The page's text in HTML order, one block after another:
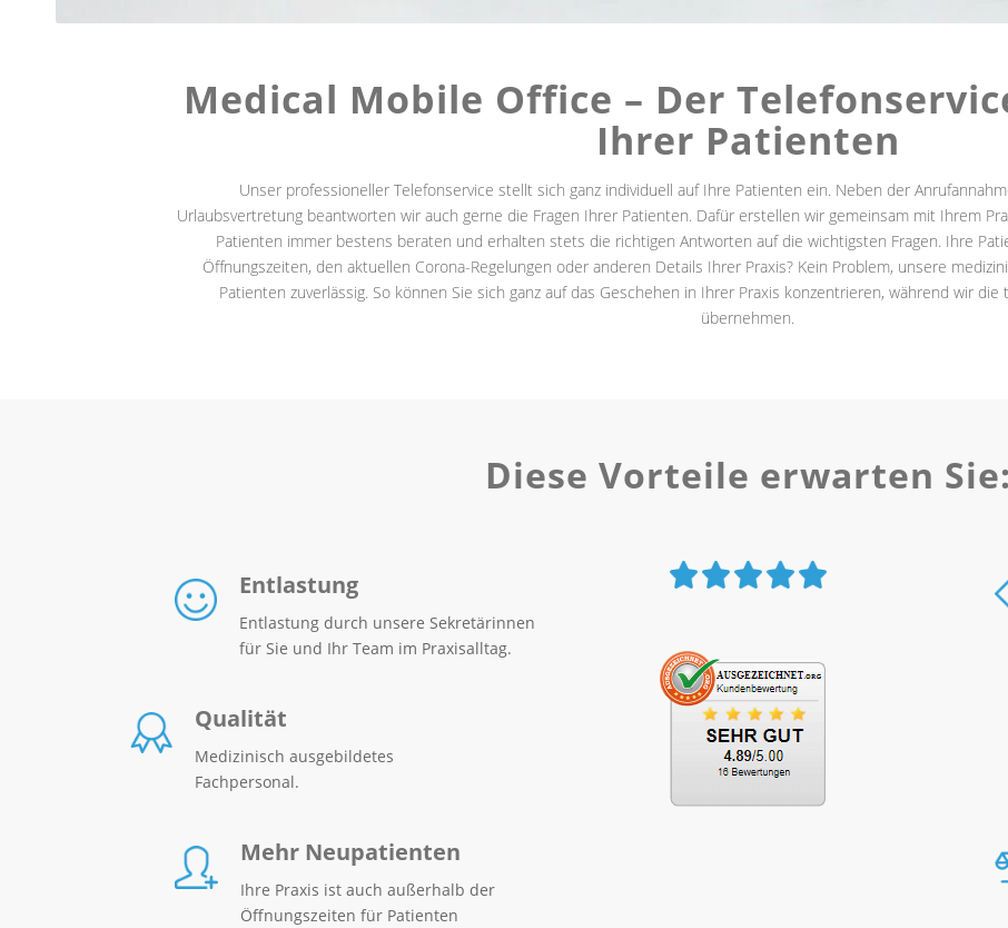
Medical Mobile Office – Der
Ihrer Patienten
Unser professioneller Telefonservice stellt sich ganz individuell auf Ihre Patienten ein. Neben der
Urlaubsvertretung beantworten wir auch gerne die Fragen Ihrer Patienten. Dafür erstellen wir gemeinsam mit Ihrem
Patienten immer bestens beraten und erhalten stets die richtigen Antworten auf die wichtigsten Fragen. Ihre
Öffnungszeiten, den aktuellen Corona-Regelungen oder anderen Details Ihrer Praxis? Kein Problem, unsere
Patienten zuverlässig. So können Sie sich ganz auf das Geschehen in Ihrer Praxis konzentrieren, während wir
übernehmen.
Diese Vorteile erwarten Sie:
Entlastung
Entlastung durch unsere Sekretärinnen
für Sie und Ihr Team im Praxisalltag.
Qualität
Medizinisch ausgebildetes
Fachpersonal.
Mehr Neupatienten
Ihre Praxis ist auch außerhalb der
Öffnungszeiten für Patienten